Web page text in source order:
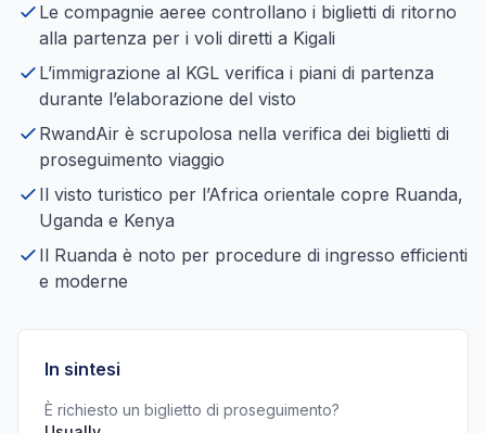
Le compagnie aeree controllano i biglietti di ritorno
alla partenza per i voli diretti a Kigali
L’immigrazione al KGL verifica i piani di partenza
durante l’elaborazione del visto
RwandAir è scrupolosa nella verifica dei biglietti di
proseguimento viaggio
Il visto turistico per l’Africa orientale copre Ruanda,
Uganda e Kenya
Il Ruanda è noto per procedure di ingresso efficienti
e moderne
In sintesi
È richiesto un biglietto di proseguimento?